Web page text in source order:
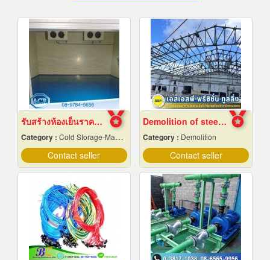
รับสร้างห้องเย็นราคาถูก
Category : Cold Storage-Manufacturers & Installation Designer
Contact seller
Demolition of steel structures, Samut Prakan
Category : Demolition
Contact seller